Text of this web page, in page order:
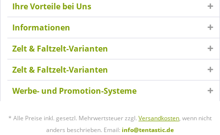
Ihre Vorteile bei Uns
Informationen
Zelt & Faltzelt-Varianten
Zelt & Faltzelt-Varianten
Werbe- und Promotion-Systeme
* Alle Preise inkl. gesetzl. Mehrwertsteuer zzgl. Versandkosten, wenn nicht
anders beschrieben. Email: info@tentastic.de